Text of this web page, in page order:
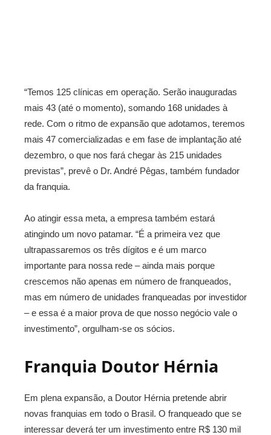
“Temos 125 clínicas em operação. Serão inauguradas
mais 43 (até o momento), somando 168 unidades à
rede. Com o ritmo de expansão que adotamos, teremos
mais 47 comercializadas e em fase de implantação até
dezembro, o que nos fará chegar às 215 unidades
previstas”, prevê o Dr. André Pêgas, também fundador
da franquia.
Ao atingir essa meta, a empresa também estará
atingindo um novo patamar. “É a primeira vez que
ultrapassaremos os três dígitos e é um marco
importante para nossa rede – ainda mais porque
crescemos não apenas em número de franqueados,
mas em número de unidades franqueadas por investidor
– e essa é a maior prova de que nosso negócio vale o
investimento”, orgulham-se os sócios.
Franquia Doutor Hérnia
Em plena expansão, a Doutor Hérnia pretende abrir
novas franquias em todo o Brasil. O franqueado que se
interessar deverá ter um investimento entre R$ 130 mil